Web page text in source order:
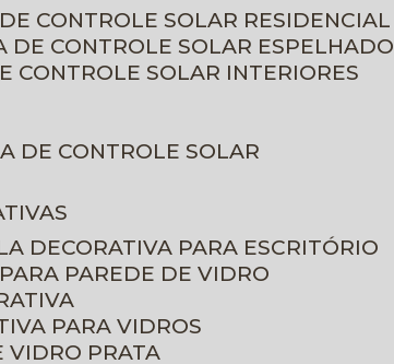
DE CONTROLE SOLAR RESIDENCIAL
DE CONTROLE SOLAR ESPELHADO
CONTROLE SOLAR INTERIORES
DE CONTROLE SOLAR
DECORATIVA PARA ESCRITÓRIO
PAREDE DE VIDRO
PARA VIDROS
VIDRO PRATA